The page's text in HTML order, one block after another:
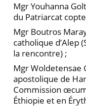
Mgr Youhanna
du Patriarcat
Mgr Boutros
catho­lique d’Alep
la ren­contre) ;
Mgr Woldetensae
apostolique de
Commission
Éthiopie et en